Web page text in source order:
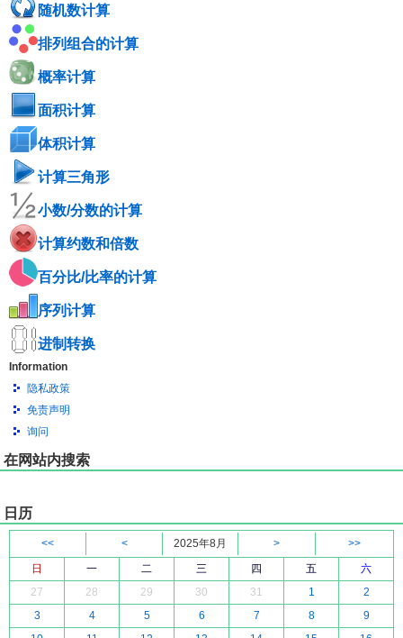
随机数计算
排列组合的计算
概率计算
面积计算
体积计算
计算三角形
小数/分数的计算
计算约数和倍数
百分比/比率的计算
序列计算
进制转换
Information
隐私政策
免责声明
询问
在网站内搜索
日历
<< < 2025年8月 >
>>
日
一 二 三 四 五
六
27
28 29 30 31 1
2
3
4 5 6 7 8
9